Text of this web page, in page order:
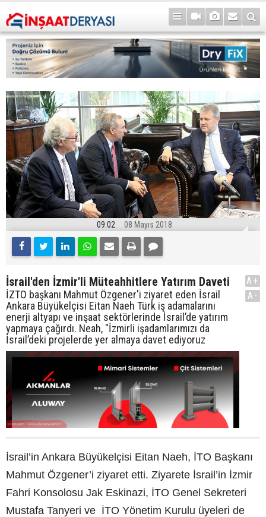
09:02 08 Mayıs 2018
İsrail'den İzmir'li Müteahhitlere Yatırım Daveti
İZTO başkanı Mahmut Özgener'i ziyaret eden İsrail
Ankara Büyükelçisi Eitan Naeh Türk iş adamalarını
enerji altyapı ve inşaat sektörlerinde İsrail’de yatırım
yapmaya çağırdı. Neah, "İzmirli işadamlarımızı da
İsrail’deki projelerde yer almaya davet ediyoruz
A+
A-
İsrail’in Ankara Büyükelçisi Eitan Naeh, İTO Başkanı
Mahmut Özgener’i ziyaret etti. Ziyarete İsrail’in İzmir
Fahri Konsolosu Jak Eskinazi, İTO Genel Sekreteri
Mustafa Tanyeri ve İTO Yönetim Kurulu üyeleri de